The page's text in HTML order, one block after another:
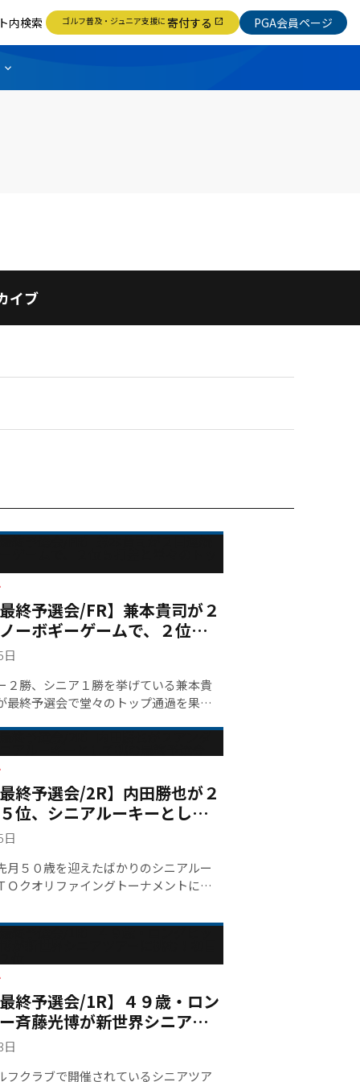
内検索 ゴルフ普及・ジュニア支援に 寄付する open_in_new PGA会員ページ
イブ
最終予選会/FR】兼本貴司が２
ーボギーゲームで、２位５
のトップ通過
日
２勝、シニア１勝を挙げている兼本貴
最終予選会で堂々のトップ通過を果た
アンダー首位からスタート。前半パー
が続いていたが、９番パー５でバーデ
ると、後半に入り１４番から３連続バ
れに乗り、最終１８番でさらに１つス
て６７をマーク。連日ノーボギーを達
ル９アンダーは２位の中山に５打の大
位の座を射止めた。 「とにかくずー
慢しとこうと思っていましたが、気づ
う間に終わっちゃったって感じ」とテ
くくれたという最終ラウンドを振り返
ーの舞台に名役者として名前を連ねる
最終予選会/2R】内田勝也が２
位、シニアルーキーとして
選会
日
月５０歳を迎えたばかりのシニアルー
Ｏクオリファイングトーナメントに挑
ナメントプレーヤーとして試合を求め
ニアルーキーですし、若いうちに成績
普段は都内にあるインドアゴルフ練習
ッスン業に携わり、空いている日はラ
してきた。「とにかく体力が落ちない
ことを意識しています」と、若い時に
しなかった体の変化にも気づき始めて
最終予選会/1R】４９歳・ロン
斉藤光博が新世界シニアツ
！初日２アンダー２位
日
フクラブで開催されているシニアツア